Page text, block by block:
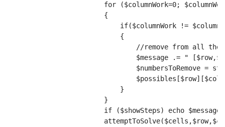
for ($columnWork=0;
{
if($columnWork != $column &&
{
//remove from all the other
$message .= "
$numbersToRemove =
$possibles[$row][$columnWork] =
}
}
if ($showSteps) echo